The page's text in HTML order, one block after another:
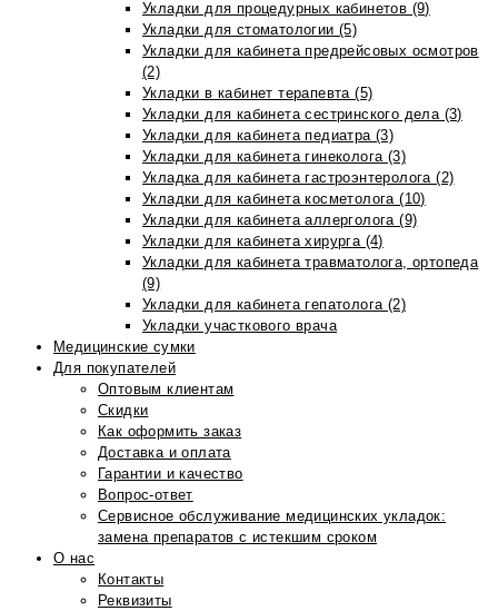
Укладки для процедурных кабинетов (9)
Укладки для стоматологии (5)
Укладки для кабинета предрейсовых осмотров
(2)
Укладки в кабинет терапевта (5)
Укладки для кабинета сестринского дела (3)
Укладки для кабинета педиатра (3)
Укладки для кабинета гинеколога (3)
Укладка для кабинета гастроэнтеролога (2)
Укладки для кабинета косметолога (10)
Укладки для кабинета аллерголога (9)
Укладки для кабинета хирурга (4)
Укладки для кабинета травматолога, ортопеда
(9)
Укладки для кабинета гепатолога (2)
Укладки участкового врача
Медицинские сумки
Для покупателей
Оптовым клиентам
Скидки
Как оформить заказ
Доставка и оплата
Гарантии и качество
Вопрос-ответ
Сервисное обслуживание медицинских укладок:
замена препаратов с истекшим сроком
О нас
Контакты
Реквизиты